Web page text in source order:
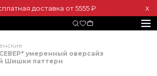
доставка от 5555 ₽ Х
умеренный оверсайз
Шишки паттерн